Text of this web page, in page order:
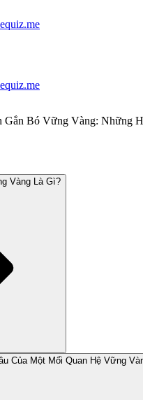
Gắn Bó Vững Vàng: Những
Vàng Là Gì?
Của Một Mối Quan Hệ Vững